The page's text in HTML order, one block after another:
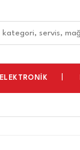
ELEKTRONİK